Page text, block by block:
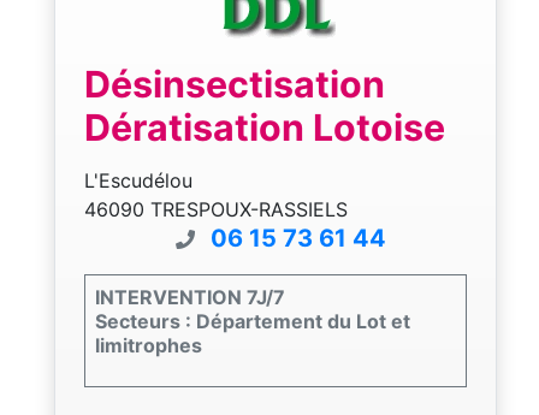
Désinsectisation
Dératisation Lotoise
L'Escudélou
46090 TRESPOUX-RASSIELS
06 15 73 61 44
INTERVENTION 7J/7
Secteurs : Département du Lot et
limitrophes